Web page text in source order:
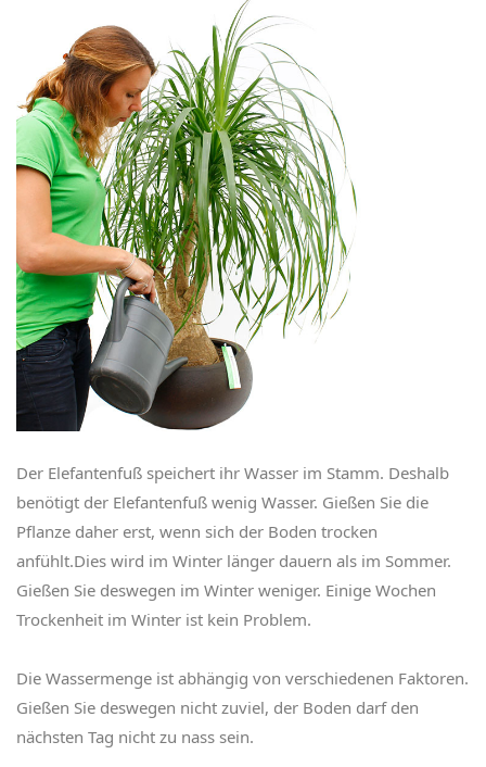
Der Elefantenfuß speichert ihr Wasser im Stamm. Deshalb
benötigt der Elefantenfuß wenig Wasser. Gießen Sie die
Pflanze daher erst, wenn sich der Boden trocken
anfühlt.Dies wird im Winter länger dauern als im Sommer.
Gießen Sie deswegen im Winter weniger. Einige Wochen
Trockenheit im Winter ist kein Problem.
Die Wassermenge ist abhängig von verschiedenen Faktoren.
Gießen Sie deswegen nicht zuviel, der Boden darf den
nächsten Tag nicht zu nass sein.